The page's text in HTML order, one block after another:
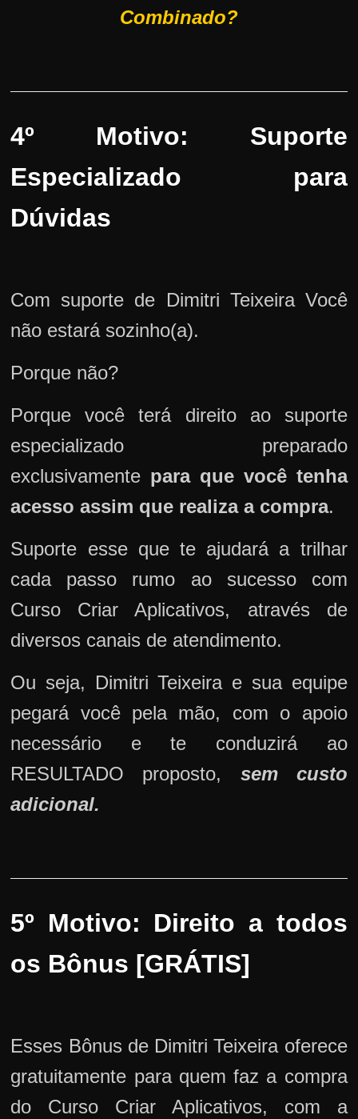
Combinado?
4º Motivo: Suporte
Especializado para
Dúvidas
Com suporte de Dimitri Teixeira Você
não estará sozinho(a).
Porque não?
Porque você terá direito ao suporte
especializado preparado
exclusivamente para que você tenha
acesso assim que realiza a compra.
Suporte esse que te ajudará a trilhar
cada passo rumo ao sucesso com
Curso Criar Aplicativos, através de
diversos canais de atendimento.
Ou seja, Dimitri Teixeira e sua equipe
pegará você pela mão, com o apoio
necessário e te conduzirá ao
RESULTADO proposto, sem custo
adicional.
5º Motivo: Direito a todos
os Bônus [GRÁTIS]
Esses Bônus de Dimitri Teixeira oferece
gratuitamente para quem faz a compra
do Curso Criar Aplicativos, com a